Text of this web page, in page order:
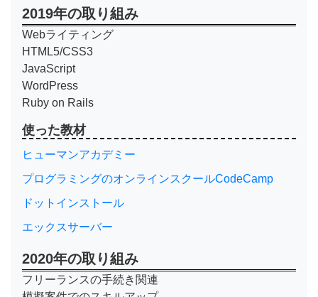
2019年の取り組み
Webライティング
HTML5/CSS3
JavaScript
WordPress
Ruby on Rails
使った教材
ヒューマンアカデミー
プログラミングのオンラインスクールCodeCamp
ドットインストール
エックスサーバー
2020年の取り組み
フリーランスの手続き関連